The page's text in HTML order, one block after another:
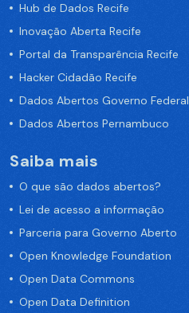
Hub de Dados Recife
Inovação Aberta Recife
Portal da Transparência Recife
Hacker Cidadão Recife
Dados Abertos Governo Federal
Dados Abertos Pernambuco
Saiba mais
O que são dados abertos?
Lei de acesso a informação
Parceria para Governo Aberto
Open Knowledge Foundation
Open Data Commons
Open Data Definition